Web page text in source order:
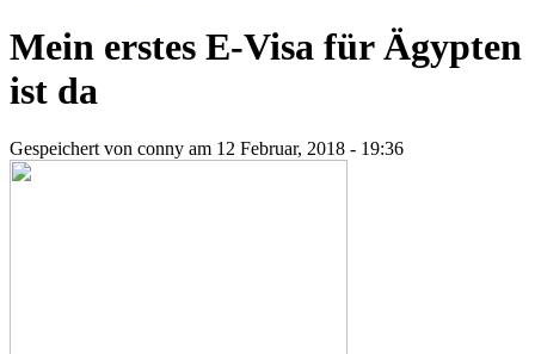
Mein erstes E-Visa für Ägypten
ist da
Gespeichert von conny am 12 Februar, 2018 - 19:36